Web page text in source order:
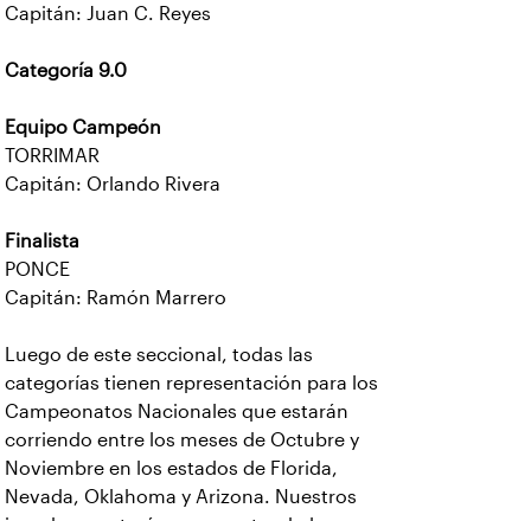
Capitán: Juan C. Reyes
Categoría 9.0
Equipo Campeón
TORRIMAR
Capitán: Orlando Rivera
Finalista
PONCE
Capitán: Ramón Marrero
Luego de este seccional, todas las
categorías tienen representación para los
Campeonatos Nacionales que estarán
corriendo entre los meses de Octubre y
Noviembre en los estados de Florida,
Nevada, Oklahoma y Arizona. Nuestros